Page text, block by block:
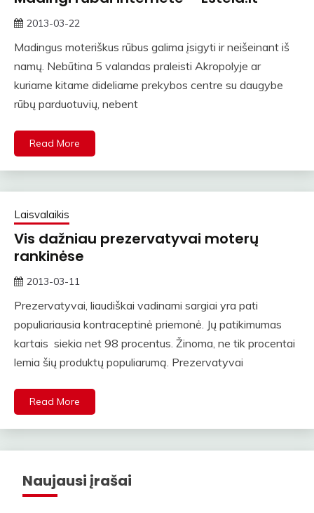
2013-03-22
Madingus moteriškus rūbus galima įsigyti ir neišeinant iš
namų. Nebūtina 5 valandas praleisti Akropolyje ar
kuriame kitame dideliame prekybos centre su daugybe
rūbų parduotuvių, nebent
Read More
Laisvalaikis
Vis dažniau prezervatyvai moterų
rankinėse
2013-03-11
Prezervatyvai, liaudiškai vadinami sargiai yra pati
populiariausia kontraceptinė priemonė. Jų patikimumas
kartais siekia net 98 procentus. Žinoma, ne tik procentai
lemia šių produktų populiarumą. Prezervatyvai
Read More
Naujausi įrašai